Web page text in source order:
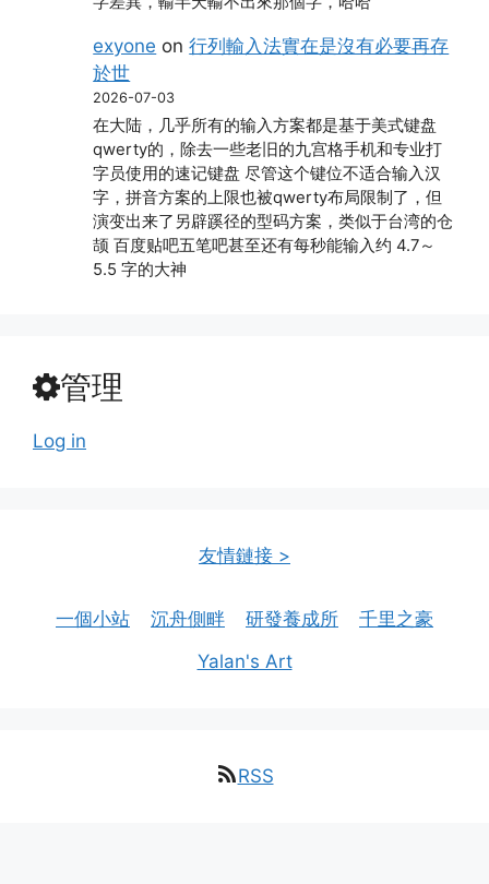
字差異，輸半天輸不出來那個字，哈哈
exyoneon行列輸入法實在是沒有必要再存
於世
2026-07-03
在大陆，几乎所有的输入方案都是基于美式键盘
qwerty的，除去一些老旧的九宫格手机和专业打
字员使用的速记键盘 尽管这个键位不适合输入汉
字，拼音方案的上限也被qwerty布局限制了，但
演变出来了另辟蹊径的型码方案，类似于台湾的仓
颉 百度贴吧五笔吧甚至还有每秒能输入约 4.7～
5.5 字的大神
管理
Log in
友情鏈接 >
一個小站 沉舟側畔 研發養成所
千里之豪
Yalan's Art
RSS